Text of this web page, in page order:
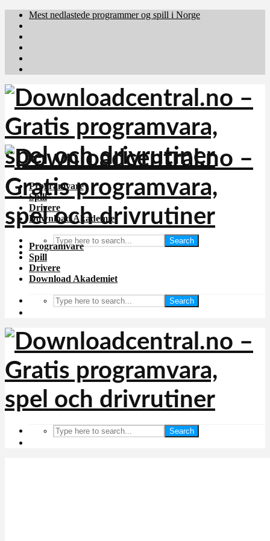
Mest nedlastede programmer og spill i Norge
Programvare
Spill
Drivere
Download Akademiet
Search
Programvare
Spill
Drivere
Download Akademiet
Search
Search